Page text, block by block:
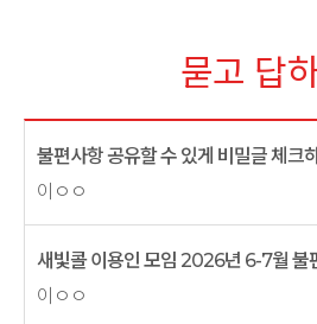
묻고 답
불편사항 공유할 수 있게 비밀글 체크
이ㅇㅇ
새빛콜 이용인 모임 2026년 6-7월 불
이ㅇㅇ